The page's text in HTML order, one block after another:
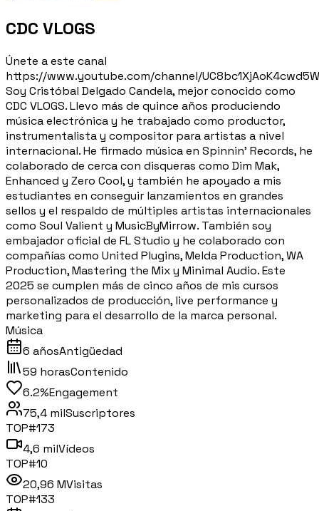
CDC VLOGS
Únete a este canal
https://www.youtube.com/channel/
Soy Cristóbal Delgado Candela, mejor conocido como
CDC VLOGS. Llevo más de quince años produciendo
música electrónica y he trabajado como productor,
instrumentalista y compositor para artistas a nivel
internacional. He firmado música en Spinnin’ Records, he
colaborado de cerca con disqueras como Dim Mak,
Enhanced y Zero Cool, y también he apoyado a mis
estudiantes en conseguir lanzamientos en grandes
sellos y el respaldo de múltiples artistas internacionales
como Soul Valient y MusicByMirrow. También soy
embajador oficial de FL Studio y he colaborado con
compañías como United Plugins, Melda Production, WA
Production, Mastering the Mix y Minimal Audio. Este
2025 se cumplen más de cinco años de mis cursos
personalizados de producción, live performance y
marketing para el desarrollo de la marca personal.
Música
6 añosAntigüedad
59 horasContenido
6.2%Engagement
75,4 milSuscriptores
TOP#173
4,6 milVídeos
TOP#10
20,96 MVisitas
TOP#133